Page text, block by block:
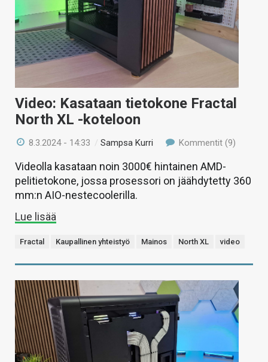
Video: Kasataan tietokone Fractal
North XL -koteloon
8.3.2024 - 14:33 /Sampsa Kurri Kommentit (9)
Videolla kasataan noin 3000€ hintainen AMD-
pelitietokone, jossa prosessori on jäähdytetty 360
mm:n AIO-nestecoolerilla.
Lue lisää
Fractal Kaupallinen yhteistyö Mainos North XL video